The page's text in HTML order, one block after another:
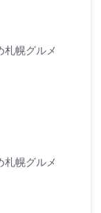
札幌グルメ
札幌グルメ